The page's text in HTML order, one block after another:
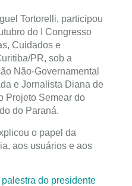
Tortorelli, participou
do I Congresso
Cuidados e
PR, sob a
Não-Governamental
e Jornalista Diana de
Projeto Semear do
do Paraná.
o papel da
aos usuários e aos
do presidente